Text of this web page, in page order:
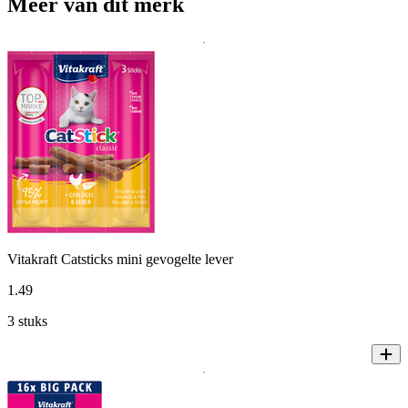
Vitakraft Catsticks mini gevogelte lever
1.49
3 stuks